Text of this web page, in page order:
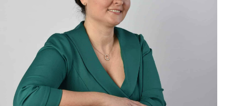
Gyógynövénypatika
kártyajáték-Magyarország első
családbarát, gyermekek
fantáziájára szabott
gyógynövényoktató
kártyajátéka
2022.02.18.